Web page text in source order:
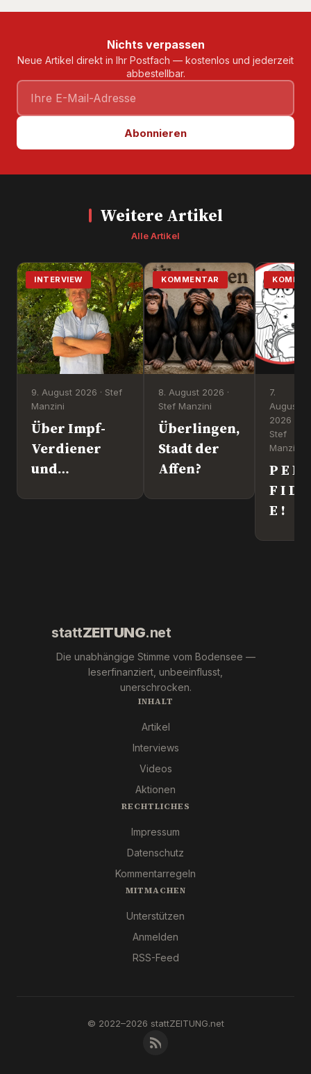
Nichts verpassen
Neue Artikel direkt in Ihr Postfach — kostenlos und jederzeit
abbestellbar.
Abonnieren
Weitere Artikel
Alle Artikel
INTERVIEW
9. August 2026 · Stef
Manzini
Über Impf-
Verdiener
und
KOMMENTAR
8. August 2026 ·
Stef Manzini
Überlingen,
Stadt der
Affen?
7.
August
2026 ·
Stef
Manzini
P E R
F I D
E !
stattZEITUNG.net
Die unabhängige Stimme vom Bodensee —
leserfinanziert, unbeeinflusst,
unerschrocken.
INHALT
Artikel
Interviews
Videos
Aktionen
RECHTLICHES
Impressum
Datenschutz
Kommentarregeln
MITMACHEN
Unterstützen
Anmelden
RSS-Feed
© 2022–2026 stattZEITUNG.net